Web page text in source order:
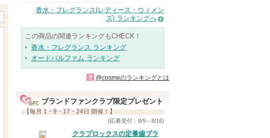
香水・フレグランス(レディース・ウィメン
ズ) ランキングへ
この商品の関連ランキングもCHECK！
香水・フレグランス ランキング
オードパルファム ランキング
? @cosmeのランキングとは
ブランドファンクラブ限定プレゼント
【毎月 1・9・17・24日 開催！】
(応募受付：8/9～8/16)
クラプロックスの定番歯ブラ